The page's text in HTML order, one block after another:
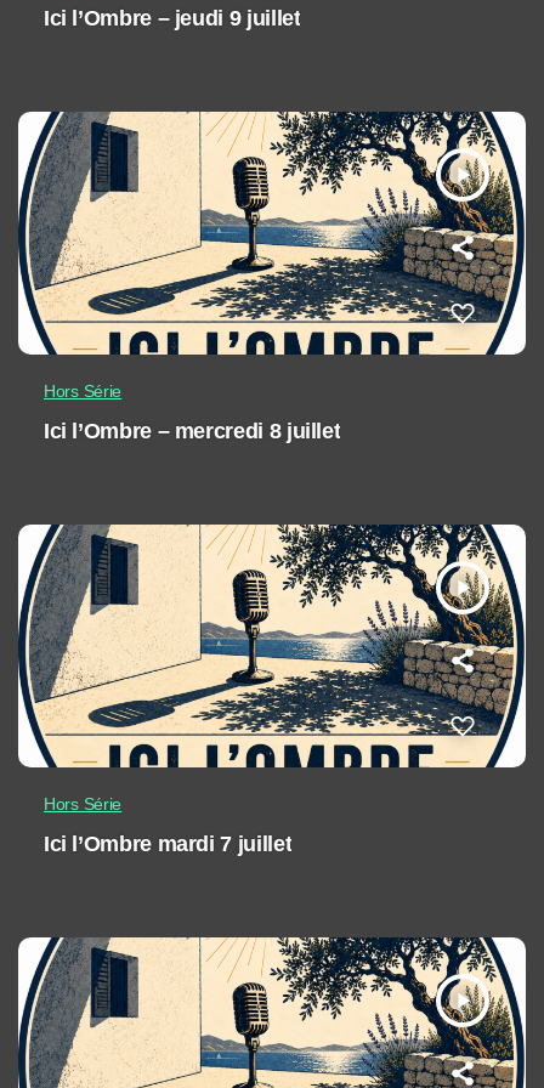
Ici l’Ombre – jeudi 9 juillet
play_arrow
Hors Série
Ici l’Ombre – mercredi 8 juillet
play_arrow
Hors Série
Ici l’Ombre mardi 7 juillet
play_arrow